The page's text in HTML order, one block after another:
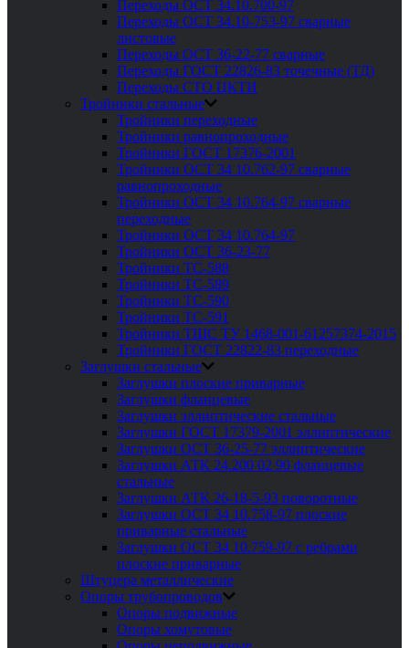
Переходы ОСТ 34.10.700-97
Переходы ОСТ 34.10-753-97 сварные
листовые
Переходы ОСТ 36-22-77 сварные
Переходы ГОСТ 22826-83 точечные (ТД)
Переходы СТО ЦКТИ
Тройники стальные
Тройники переходные
Тройники равнопроходные
Тройники ГОСТ 17376-2001
Тройники ОСТ 34 10.762-97 сварные
равнопроходные
Тройники ОСТ 34 10.764-97 сварные
переходные
Тройники ОСТ 34 10.764-97
Тройники ОСТ 36-23-77
Тройники ТС-588
Тройники ТС-589
Тройники ТС-590
Тройники ТС-591
Тройники ТШС ТУ 1468-001-61257374-2015
Тройники ГОСТ 22822-83 переходные
Заглушки стальные
Заглушки плоские приварные
Заглушки фланцевые
Заглушки эллиптические стальные
Заглушки ГОСТ 17379-2001 эллиптические
Заглушки ОСТ 36-25-77 эллиптические
Заглушки АТК 24.200 02 90 фланцевые
стальные
Заглушки АТК 26-18-5-93 поворотные
Заглушки ОСТ 34 10.758-97 плоские
приварные стальные
Заглушки ОСТ 34 10.759-97 с ребрами
плоские приварные
Штуцера металлические
Опоры трубопроводов
Опоры подвижные
Опоры хомутовые